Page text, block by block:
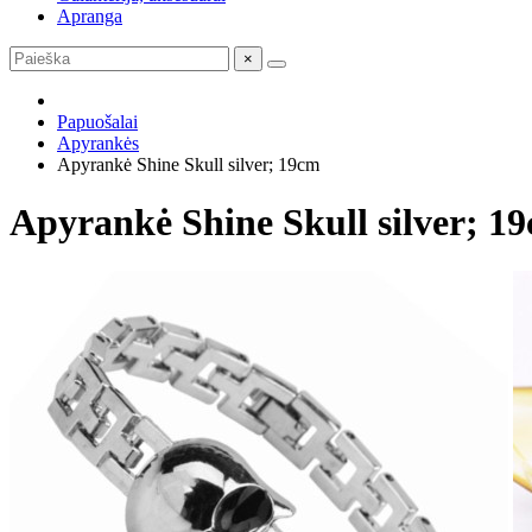
Apranga
×
Papuošalai
Apyrankės
Apyrankė Shine Skull silver; 19cm
Apyrankė Shine Skull silver;